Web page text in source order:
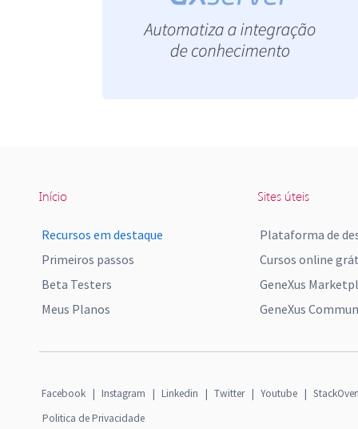
Início
Recursos em destaque
Primeiros passos
Beta Testers
Meus Planos
Sites úteis
Plataforma de
Cursos online
GeneXus
GeneXus
Facebook | Instagram | Linkedin | Twitter | Youtube |
Politica de Privacidade